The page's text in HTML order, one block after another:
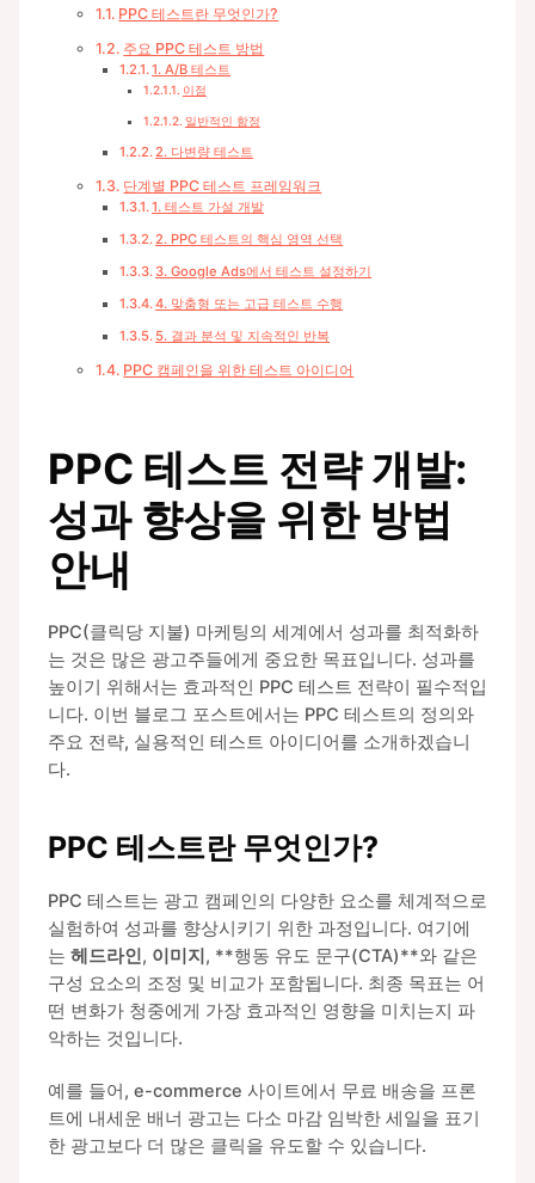
PPC 테스트란 무엇인가?
주요 PPC 테스트 방법
1. A/B 테스트
이점
일반적인 함정
2. 다변량 테스트
단계별 PPC 테스트 프레임워크
1. 테스트 가설 개발
2. PPC 테스트의 핵심 영역 선택
3. Google Ads에서 테스트 설정하기
4. 맞춤형 또는 고급 테스트 수행
5. 결과 분석 및 지속적인 반복
PPC 캠페인을 위한 테스트 아이디어
PPC 테스트 전략 개발:
성과 향상을 위한 방법
안내
PPC(클릭당 지불) 마케팅의 세계에서 성과를 최적화하
는 것은 많은 광고주들에게 중요한 목표입니다. 성과를
높이기 위해서는 효과적인 PPC 테스트 전략이 필수적입
니다. 이번 블로그 포스트에서는 PPC 테스트의 정의와
주요 전략, 실용적인 테스트 아이디어를 소개하겠습니
다.
PPC 테스트란 무엇인가?
PPC 테스트는 광고 캠페인의 다양한 요소를 체계적으로
실험하여 성과를 향상시키기 위한 과정입니다. 여기에
는 헤드라인, 이미지, **행동 유도 문구(CTA)**와 같은
구성 요소의 조정 및 비교가 포함됩니다. 최종 목표는 어
떤 변화가 청중에게 가장 효과적인 영향을 미치는지 파
악하는 것입니다.
예를 들어, e-commerce 사이트에서 무료 배송을 프론
트에 내세운 배너 광고는 다소 마감 임박한 세일을 표기
한 광고보다 더 많은 클릭을 유도할 수 있습니다.